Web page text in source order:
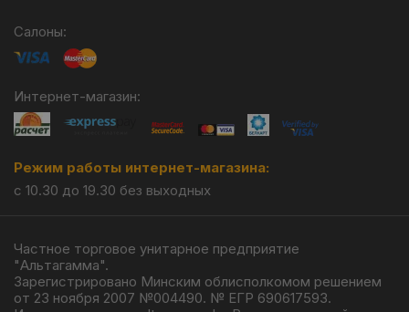
Салоны:
Интернет-магазин:
Режим работы интернет-магазина:
с 10.30 до 19.30 без выходных
Частное торговое унитарное предприятие
"Альтагамма".
Зарегистрировано Минским облисполкомом решением
от 23 ноября 2007 №004490. № ЕГР 690617593.